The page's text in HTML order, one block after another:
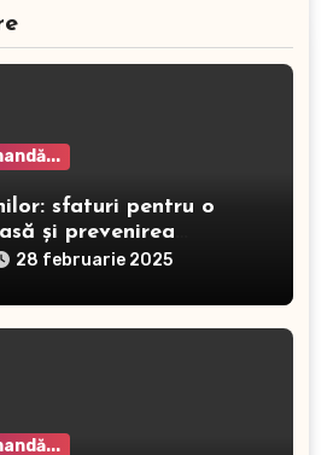
sfaturi pentru o
și prevenirea
28 februarie 2025